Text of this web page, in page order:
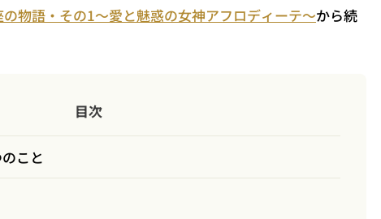
物語・その1～愛と魅惑の女神アフロディーテ～から続
目次
こと